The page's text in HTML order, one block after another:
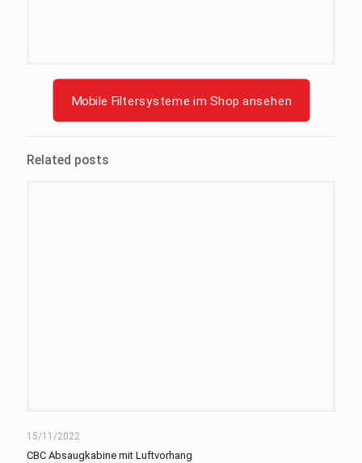
Mobile Filtersysteme im Shop ansehen
Related posts
15/11/2022
CBC Absaugkabine mit Luftvorhang